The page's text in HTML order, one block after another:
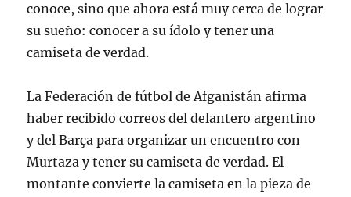
conoce, sino que ahora está muy cerca de lograr
su sueño: conocer a su ídolo y tener una
camiseta de verdad.
La Federación de fútbol de Afganistán afirma
haber recibido correos del delantero argentino
y del Barça para organizar un encuentro con
Murtaza y tener su camiseta de verdad. El
montante convierte la camiseta en la pieza de